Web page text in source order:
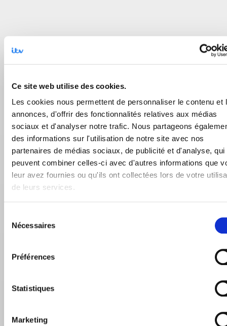
Ce site web utilise des cookies.
Les cookies nous permettent de personnaliser le contenu et
annonces, d'offrir des fonctionnalités relatives aux médias
sociaux et d'analyser notre trafic. Nous partageons
des informations sur l'utilisation de notre site avec nos
partenaires de médias sociaux, de publicité et d'analyse, qui
peuvent combiner celles-ci avec d'autres informations que
leur avez fournies ou qu'ils ont collectées lors de votre
de leurs services.
Nécessaires
Préférences
Statistiques
Marketing